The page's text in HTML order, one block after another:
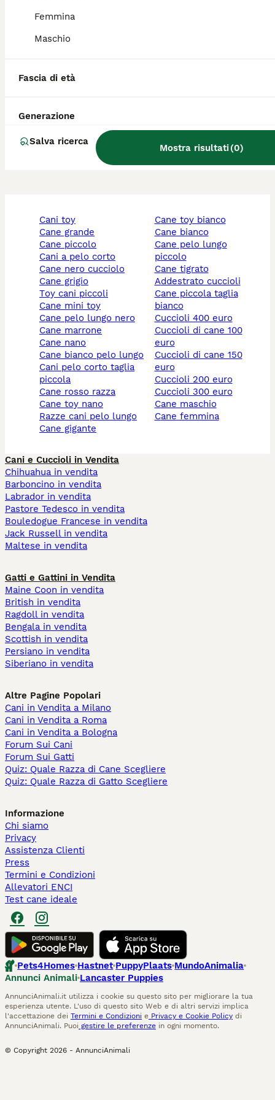
Femmina
Maschio
Fascia di età
Generazione
Salva ricerca
Mostra risultati(0)
Qual è la taglia di un Tosa
cani toy
cane grande
cane piccolo
cani a pelo corto
cane nero cucciolo
cane grigio
toy cani piccoli
cane mini toy
cane pelo lungo nero
cane marrone
cane nano
cane bianco pelo lungo
cani pelo corto taglia
piccola
cane rosso razza
cane toy nano
razze cani pelo lungo
cane gigante
cane toy bianco
cane bianco
cane pelo lungo
piccolo
cane tigrato
addestrato cuccioli
cane piccola taglia
bianco
cuccioli 400 euro
cuccioli di cane 100
euro
cuccioli di cane 150
euro
cuccioli 200 euro
cuccioli 300 euro
cane maschio
cane femmina
Cani e Cuccioli in Vendita
Chihuahua in vendita
Barboncino in vendita
Labrador in vendita
Pastore Tedesco in vendita
Bouledogue Francese in vendita
Jack Russell in vendita
Maltese in vendita
Gatti e Gattini in Vendita
Maine Coon in vendita
British in vendita
Ragdoll in vendita
Bengala in vendita
Scottish in vendita
Persiano in vendita
Siberiano in vendita
Altre Pagine Popolari
Cani in Vendita a Milano
Cani in Vendita a Roma
Cani in Vendita a Bologna
Forum Sui Cani
Forum Sui Gatti
Quiz: Quale Razza di Cane Scegliere
Quiz: Quale Razza di Gatto Scegliere
Informazione
Chi siamo
Privacy
Assistenza Clienti
Press
Termini e Condizioni
Allevatori ENCI
Test cane ideale
Pets4Homes Hastnet PuppyPlaats MundoAnimalia
Annunci Animali Lancaster Puppies
AnnunciAnimali.it utilizza i cookie su questo sito per migliorare la tua
esperienza utente. L'uso di questo sito Web e di altri servizi implica
l'accettazione dei Termini e Condizioni e Privacy e Cookie Policy di
AnnunciAnimali. Puoi gestire le preferenze in ogni momento.
© Copyright 2026 - AnnunciAnimali